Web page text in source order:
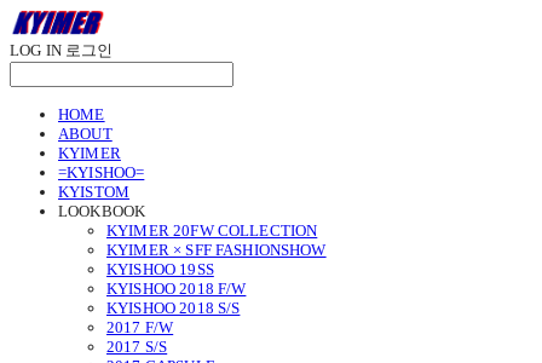
LOG IN 로그인
HOME
ABOUT
KYIMER
=KYISHOO=
KYISTOM
LOOKBOOK
KYIMER 20FW COLLECTION
KYIMER × SFF FASHIONSHOW
KYISHOO 19SS
KYISHOO 2018 F/W
KYISHOO 2018 S/S
2017 F/W
2017 S/S